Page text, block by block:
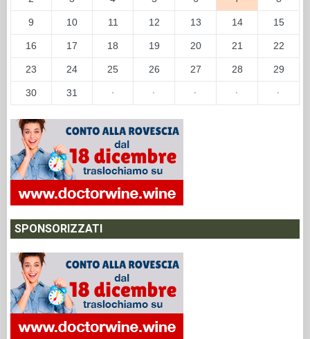
9 10 11 12 13 14 15
16 17 18 19 20 21 22
23 24 25 26 27 28 29
30 31 · · · · ·
SPONSORIZZATI